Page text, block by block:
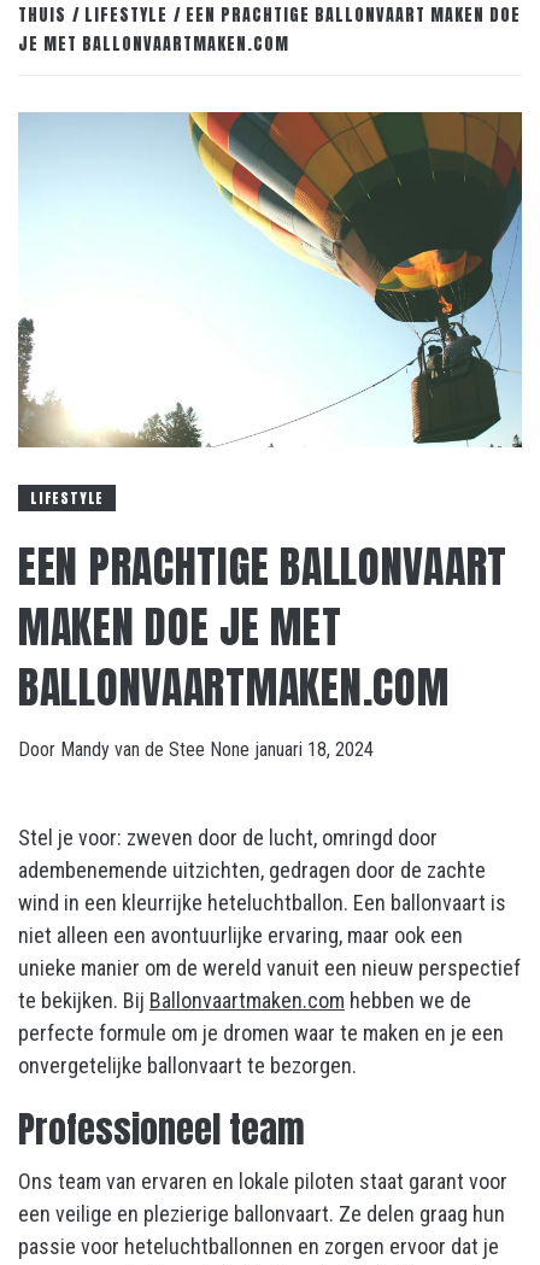
THUIS LIFESTYLE
EEN PRACHTIGE BALLONVAART MAKEN DOE
JE MET BALLONVAARTMAKEN.COM
LIFESTYLE
EEN PRACHTIGE BALLONVAART
MAKEN DOE JE MET
BALLONVAARTMAKEN.COM
Door Mandy van de Stee None januari 18, 2024
Stel je voor: zweven door de lucht, omringd door
adembenemende uitzichten, gedragen door de zachte
wind in een kleurrijke heteluchtballon. Een ballonvaart is
niet alleen een avontuurlijke ervaring, maar ook een
unieke manier om de wereld vanuit een nieuw perspectief
te bekijken. Bij Ballonvaartmaken.com hebben we de
perfecte formule om je dromen waar te maken en je een
onvergetelijke ballonvaart te bezorgen.
Professioneel team
Ons team van ervaren en lokale piloten staat garant voor
een veilige en plezierige ballonvaart. Ze delen graag hun
passie voor heteluchtballonnen en zorgen ervoor dat je